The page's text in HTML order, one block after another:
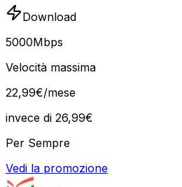
Download
5000Mbps
Velocità massima
22,99€/mese
invece di 26,99€
Per Sempre
Vedi la promozione